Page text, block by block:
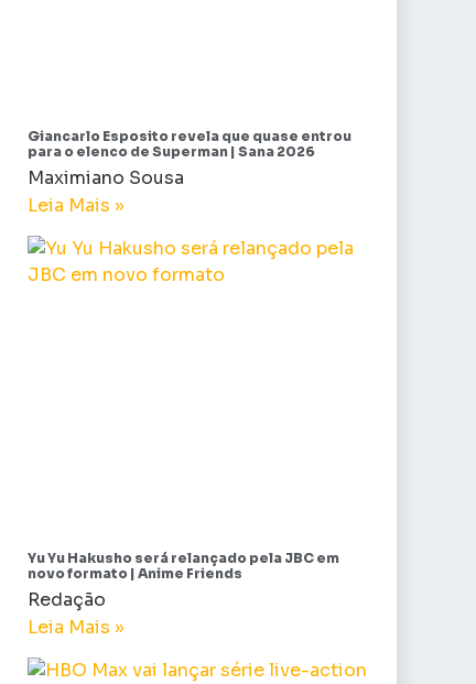
Giancarlo Esposito revela que quase entrou
para o elenco de Superman | Sana 2026
Maximiano Sousa
Leia Mais »
Yu Yu Hakusho será relançado pela JBC em
novo formato | Anime Friends
Redação
Leia Mais »